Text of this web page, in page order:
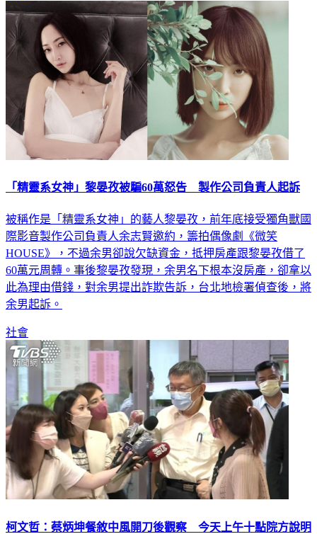
「精靈系女神」黎晏孜被騙60萬怒告 製作公司負責人起訴
被稱作是「精靈系女神」的藝人黎晏孜，前年底接受獨角獸國
際影音製作公司負責人余志賢邀約，籌拍偶像劇《微笑
HOUSE》，不過余男卻說欠缺資金，抵押房產跟黎晏孜借了
60萬元周轉。事後黎晏孜發現，余男名下根本沒房產，卻拿以
此為理由借錢，對余男提出詐欺告訴，台北地檢署偵查後，將
余男起訴。
社會
柯文哲：蔡炳坤餐敘中風開刀後觀察 今天上午十點院方說明